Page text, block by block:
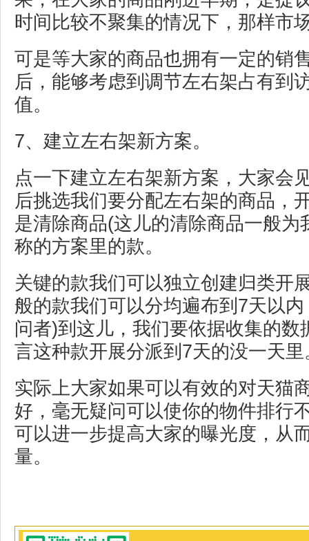
时间比较不聚集的情况下，那样市
可是等大家的商品也拥有一定的销
后，能够考虑到调节左右架占有到
值。
7、建立左右架新方案。
点一下建立左右架新方案，大家会
后挑选我们要分配左右架的商品，
是清除商品(这儿的清除商品一般为
称的方案里的款。
关键的款我们可以独立创建归类开
般的款我们可以分均遍布到7天以
问者)到这儿，我们要依据收集的数
言这种款开展分派到7天的没一天里
实际上大家如果可以有效的对天猫
好，毫无疑问可以使你的物件排行
可以进一步提高大家的曝光度，从
量。